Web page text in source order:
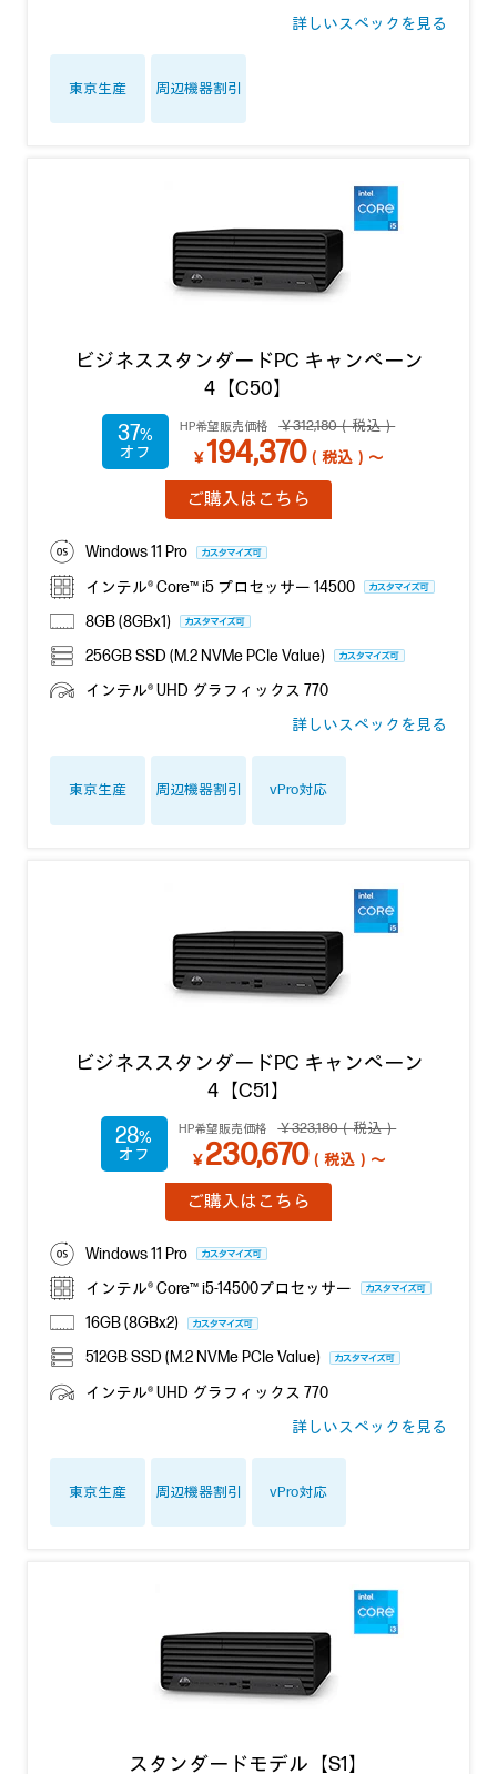
詳しいスペックを見る
東京生産 周辺機器割引
ビジネススタンダードPC キャンペーン
4【C50】
37 HP希望販売価格 ￥312,180（税込）
￥194,370（税込）～
ご購入はこちら
Windows 11 Pro
インテル® Core™ i5 プロセッサー 14500
8GB (8GBx1)
256GB SSD (M.2 NVMe PCIe Value)
インテル® UHD グラフィックス 770
詳しいスペックを見る
東京生産 周辺機器割引 vPro対応
ビジネススタンダードPC キャンペーン
4【C51】
28 HP希望販売価格 ￥323,180（税込）
￥230,670（税込）～
ご購入はこちら
Windows 11 Pro
インテル® Core™ i5-14500プロセッサー
16GB (8GBx2)
512GB SSD (M.2 NVMe PCIe Value)
インテル® UHD グラフィックス 770
詳しいスペックを見る
東京生産 周辺機器割引 vPro対応
スタンダードモデル【S1】